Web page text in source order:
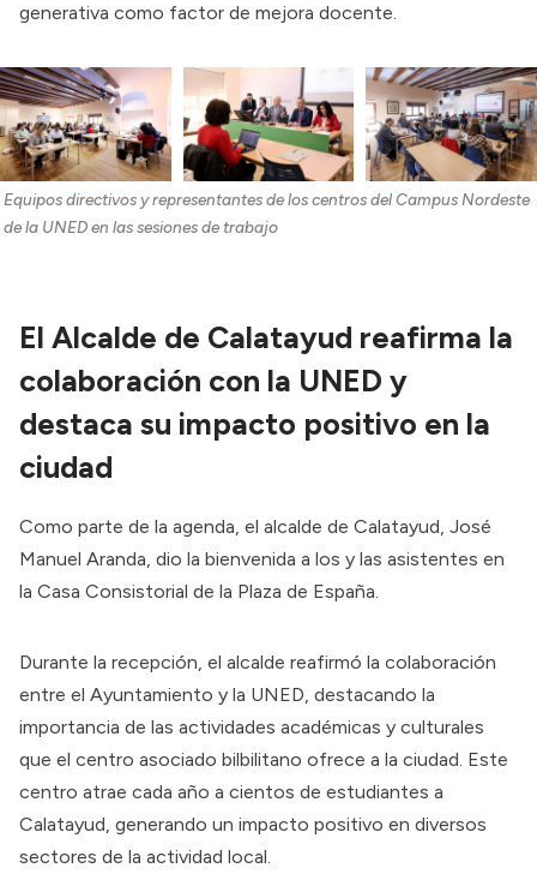
generativa como factor de mejora docente.
Equipos directivos y representantes de los centros del Campus Nordeste
de la UNED en las sesiones de trabajo
El Alcalde de Calatayud reafirma la
colaboración con la UNED y
destaca su impacto positivo en la
ciudad
Como parte de la agenda, el alcalde de Calatayud, José
Manuel Aranda, dio la bienvenida a los y las asistentes en
la Casa Consistorial de la Plaza de España.
Durante la recepción, el alcalde reafirmó la colaboración
entre el Ayuntamiento y la UNED, destacando la
importancia de las actividades académicas y culturales
que el centro asociado bilbilitano ofrece a la ciudad. Este
centro atrae cada año a cientos de estudiantes a
Calatayud, generando un impacto positivo en diversos
sectores de la actividad local.